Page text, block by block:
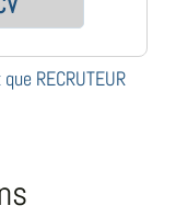
RECRUTEUR